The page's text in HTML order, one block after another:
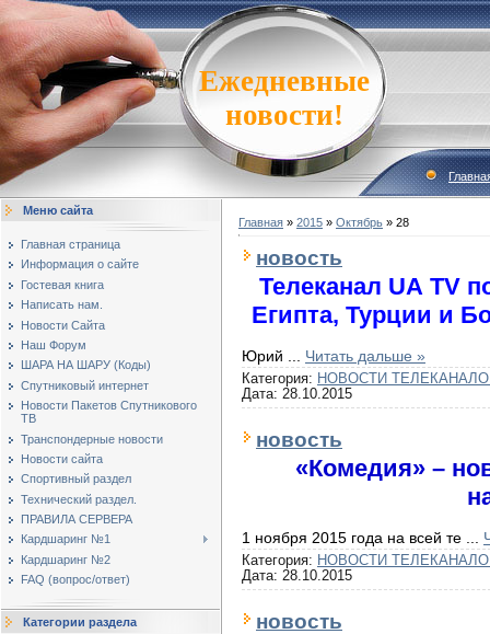
Ежедневные
новости!
Меню сайта
Главная страница
Информация о сайте
Гостевая книга
Написать нам.
Новости Сайта
Наш Форум
ШАРА НА ШАРУ (Коды)
Спутниковый интернет
Новости Пакетов Спутникового
ТВ
Транспондерные новости
Новости сайта
Спортивный раздел
Технический раздел.
ПРАВИЛА СЕРВЕРА
Кардшаринг №1
Кардшаринг №2
FAQ (вопрос/ответ)
Категории раздела
Главная » 2015 » Октябрь » 28
новость
Телеканал UА TV
Египта, Турции и
Юрий Читать дальше »
Категория: НОВОСТИ
Дата: 28.10.2015
новость
«Комедия» –
1 ноября 2015 года на всей те
Категория: НОВОСТИ
Дата: 28.10.2015
новость